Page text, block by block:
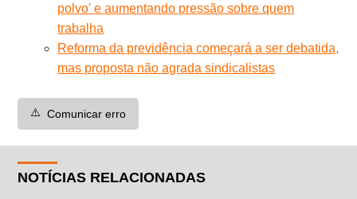
polvo' e aumentando pressão sobre quem
trabalha
Reforma da previdência começará a ser debatida,
mas proposta não agrada sindicalistas
⚠️ Comunicar erro
NOTÍCIAS RELACIONADAS